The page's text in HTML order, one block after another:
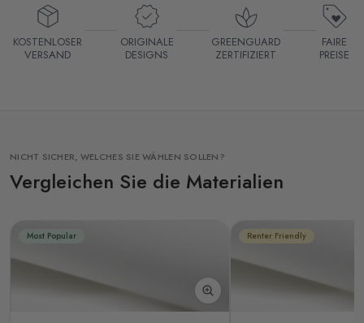
KOSTENLOSER
VERSAND
ORIGINALE
DESIGNS
GREENGUARD
ZERTIFIZIERT
FAIRE
PREISE
NICHT SICHER, WELCHES SIE WÄHLEN SOLLEN?
Vergleichen Sie die Materialien
Most Popular Renter Friendly